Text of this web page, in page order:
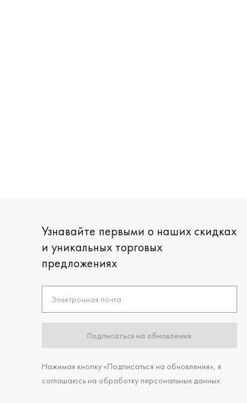
Узнавайте первыми о наших скидках
и уникальных торговых
предложениях
Электронная почта
Подписаться на обновления
Нажимая кнопку «Подписаться на обновления», я
соглашаюсь на обработку персональных данных